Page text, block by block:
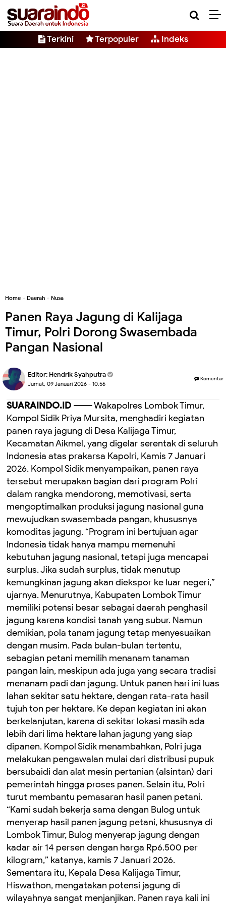
Terkini Terpopuler Indeks
Home » Daerah » Nusa
Panen Raya Jagung di Kalijaga
Timur, Polri Dorong Swasembada
Pangan Nasional
Editor: Hendrik Syahputra
Jumat, 09 Januari 2026 - 10.56
Komentar
SUARAINDO.ID ------Wakapolres Lombok Timur,
Kompol Sidik Priya Mursita, menghadiri kegiatan
panen raya jagung di Desa Kalijaga Timur,
Kecamatan Aikmel, yang digelar serentak di seluruh
Indonesia atas prakarsa Kapolri, Kamis 7 Januari
2026. ‎Kompol Sidik menyampaikan, panen raya
tersebut merupakan bagian dari program Polri
dalam rangka mendorong, memotivasi, serta
mengoptimalkan produksi jagung nasional guna
mewujudkan swasembada pangan, khususnya
komoditas jagung. ‎“Program ini bertujuan agar
Indonesia tidak hanya mampu memenuhi
kebutuhan jagung nasional, tetapi juga mencapai
surplus. Jika sudah surplus, tidak menutup
kemungkinan jagung akan diekspor ke luar negeri,”
ujarnya. ‎Menurutnya, Kabupaten Lombok Timur
memiliki potensi besar sebagai daerah penghasil
jagung karena kondisi tanah yang subur. Namun
demikian, pola tanam jagung tetap menyesuaikan
dengan musim. Pada bulan-bulan tertentu,
sebagian petani memilih menanam tanaman
pangan lain, meskipun ada juga yang secara tradisi
menanam padi dan jagung. ‎Untuk panen hari ini luas
lahan sekitar satu hektare, dengan rata-rata hasil
tujuh ton per hektare. Ke depan kegiatan ini akan
berkelanjutan, karena di sekitar lokasi masih ada
lebih dari lima hektare lahan jagung yang siap
dipanen. ‎Kompol Sidik menambahkan, Polri juga
melakukan pengawalan mulai dari distribusi pupuk
bersubaidi dan alat mesin pertanian (alsintan) dari
pemerintah hingga proses panen. Selain itu, Polri
turut membantu pemasaran hasil panen petani.
‎“Kami sudah bekerja sama dengan Bulog untuk
menyerap hasil panen jagung petani, khususnya di
Lombok Timur, Bulog menyerap jagung dengan
kadar air 14 persen dengan harga Rp6.500 per
kilogram,” katanya, kamis 7 Januari 2026.
‎Sementara itu, Kepala Desa Kalijaga Timur,
Hiswathon, mengatakan potensi jagung di
wilayahnya sangat menjanjikan. Panen raya kali ini